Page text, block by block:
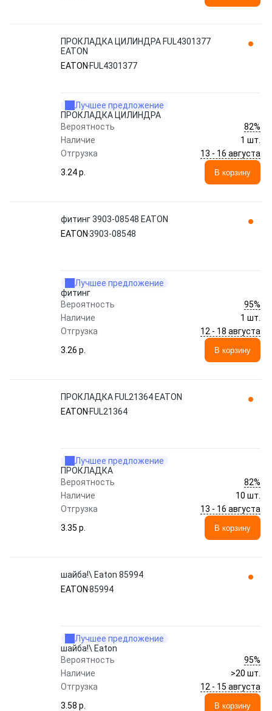
ПРОКЛАДКА ЦИЛИНДРА FUL4301377
EATON
EATON FUL4301377
Лучшее предложение
ПРОКЛАДКА ЦИЛИНДРА
Вероятность
82%
Наличие
1 шт.
Отгрузка
13 - 16 августа
3.24 p.
В корзину
фитинг 3903-08548 EATON
EATON 3903-08548
Лучшее предложение
фитинг
Вероятность
95%
Наличие
1 шт.
Отгрузка
12 - 18 августа
3.26 p.
В корзину
ПРОКЛАДКА FUL21364 EATON
EATON FUL21364
Лучшее предложение
ПРОКЛАДКА
Вероятность
82%
Наличие
10 шт.
Отгрузка
13 - 16 августа
3.35 p.
В корзину
шайба!\ Eaton 85994
EATON 85994
Лучшее предложение
шайба!\ Eaton
Вероятность
95%
Наличие
>20 шт.
Отгрузка
12 - 15 августа
3.58 p.
В корзину